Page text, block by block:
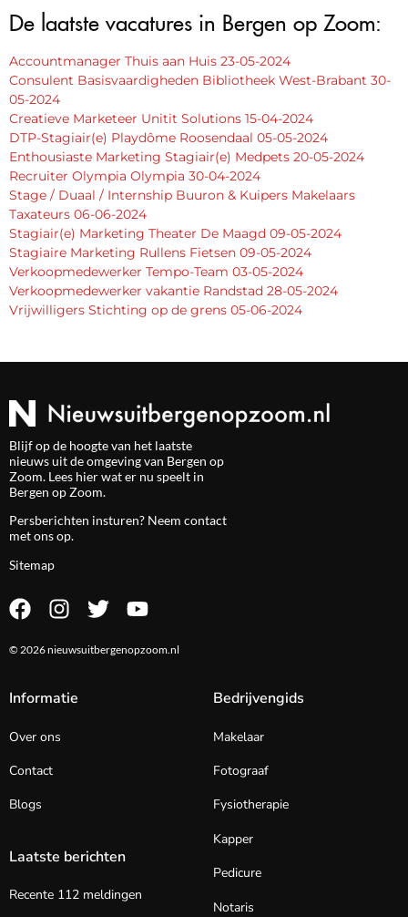
De laatste vacatures in Bergen op Zoom:
Accountmanager Thuis aan Huis 23-05-2024
Consulent Basisvaardigheden Bibliotheek West-Brabant 30-
05-2024
Creatieve Marketeer Unitit Solutions 15-04-2024
DTP-Stagiair(e) Playdôme Roosendaal 05-05-2024
Enthousiaste Marketing Stagiair(e) Medpets 20-05-2024
Recruiter Olympia Olympia 30-04-2024
Stage / Duaal / Internship Buuron & Kuipers Makelaars
Taxateurs 06-06-2024
Stagiair(e) Marketing Theater De Maagd 09-05-2024
Stagiaire Marketing Rullens Fietsen 09-05-2024
Verkoopmedewerker Tempo-Team 03-05-2024
Verkoopmedewerker vakantie Randstad 28-05-2024
Vrijwilligers Stichting op de grens 05-06-2024
Blijf op de hoogte van het laatste
nieuws uit de omgeving van Bergen op
Zoom. Lees hier wat er nu speelt in
Bergen op Zoom.
Persberichten insturen? Neem contact
met ons op.
Sitemap
© 2026 nieuwsuitbergenopzoom.nl
Informatie
Over ons
Contact
Blogs
Laatste berichten
Recente 112 meldingen
Bedrijvengids
Makelaar
Fotograaf
Fysiotherapie
Kapper
Pedicure
Notaris